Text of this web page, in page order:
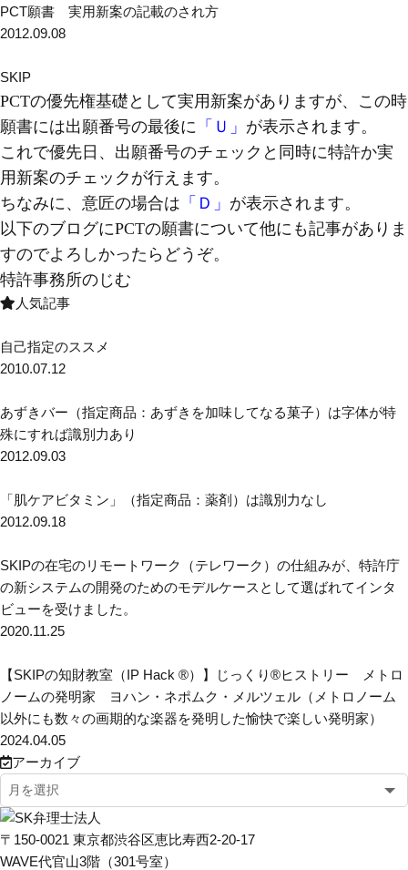
PCT願書 実用新案の記載のされ方
2012.09.08
SKIP
PCTの優先権基礎として実用新案がありますが、この時
願書には出願番号の最後に 「Ｕ」 が表示されます。
これで優先日、出願番号のチェックと同時に特許か実
用新案のチェックが行えます。
ちなみに、意匠の場合は 「Ｄ」 が表示されます。
以下のブログにPCTの願書について他にも記事がありま
すのでよろしかったらどうぞ。
特許事務所のじむ
人気記事
自己指定のススメ
2010.07.12
あずきバー（指定商品：あずきを加味してなる菓子）は字体が特
殊にすれば識別力あり
2012.09.03
「肌ケアビタミン」（指定商品：薬剤）は識別力なし
2012.09.18
SKIPの在宅のリモートワーク（テレワーク）の仕組みが、特許庁
の新システムの開発のためのモデルケースとして選ばれてインタ
ビューを受けました。
2020.11.25
【SKIPの知財教室（IP Hack ®）】じっくり®ヒストリー メトロ
ノームの発明家 ヨハン・ネポムク・メルツェル（メトロノーム
以外にも数々の画期的な楽器を発明した愉快で楽しい発明家）
2024.04.05
アーカイブ
〒150-0021 東京都渋谷区恵比寿西2-20-17
WAVE代官山3階（301号室）